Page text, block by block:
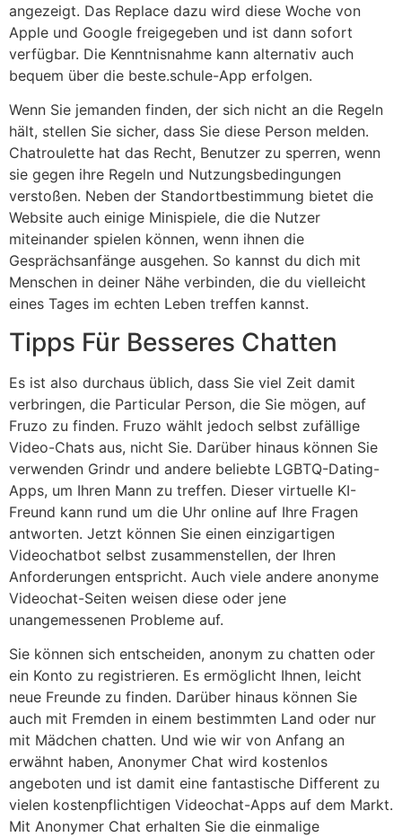
angezeigt. Das Replace dazu wird diese Woche von
Apple und Google freigegeben und ist dann sofort
verfügbar. Die Kenntnisnahme kann alternativ auch
bequem über die beste.schule-App erfolgen.
Wenn Sie jemanden finden, der sich nicht an die Regeln
hält, stellen Sie sicher, dass Sie diese Person melden.
Chatroulette hat das Recht, Benutzer zu sperren, wenn
sie gegen ihre Regeln und Nutzungsbedingungen
verstoßen. Neben der Standortbestimmung bietet die
Website auch einige Minispiele, die die Nutzer
miteinander spielen können, wenn ihnen die
Gesprächsanfänge ausgehen. So kannst du dich mit
Menschen in deiner Nähe verbinden, die du vielleicht
eines Tages im echten Leben treffen kannst.
Tipps Für Besseres Chatten
Es ist also durchaus üblich, dass Sie viel Zeit damit
verbringen, die Particular Person, die Sie mögen, auf
Fruzo zu finden. Fruzo wählt jedoch selbst zufällige
Video-Chats aus, nicht Sie. Darüber hinaus können Sie
verwenden Grindr und andere beliebte LGBTQ-Dating-
Apps, um Ihren Mann zu treffen. Dieser virtuelle KI-
Freund kann rund um die Uhr online auf Ihre Fragen
antworten. Jetzt können Sie einen einzigartigen
Videochatbot selbst zusammenstellen, der Ihren
Anforderungen entspricht. Auch viele andere anonyme
Videochat-Seiten weisen diese oder jene
unangemessenen Probleme auf.
Sie können sich entscheiden, anonym zu chatten oder
ein Konto zu registrieren. Es ermöglicht Ihnen, leicht
neue Freunde zu finden. Darüber hinaus können Sie
auch mit Fremden in einem bestimmten Land oder nur
mit Mädchen chatten. Und wie wir von Anfang an
erwähnt haben, Anonymer Chat wird kostenlos
angeboten und ist damit eine fantastische Different zu
vielen kostenpflichtigen Videochat-Apps auf dem Markt.
Mit Anonymer Chat erhalten Sie die einmalige